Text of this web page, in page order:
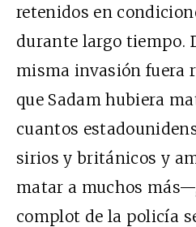
retenidos en
durante largo tiempo.
misma invasión fuera
que Sadam hubiera
cuantos
sirios y británicos y
matar a muchos
complot de la policía